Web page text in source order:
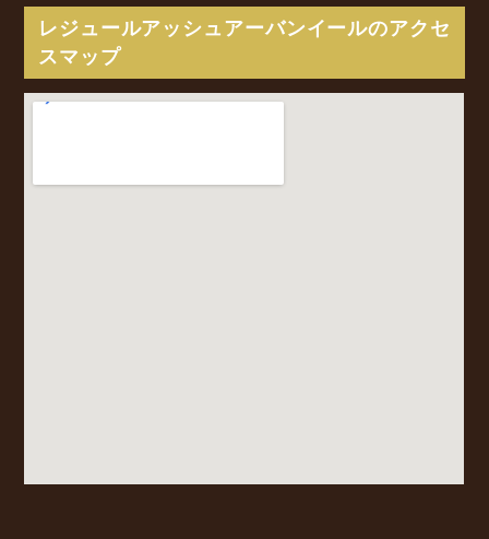
レジュールアッシュアーバンイールのアクセ
スマップ